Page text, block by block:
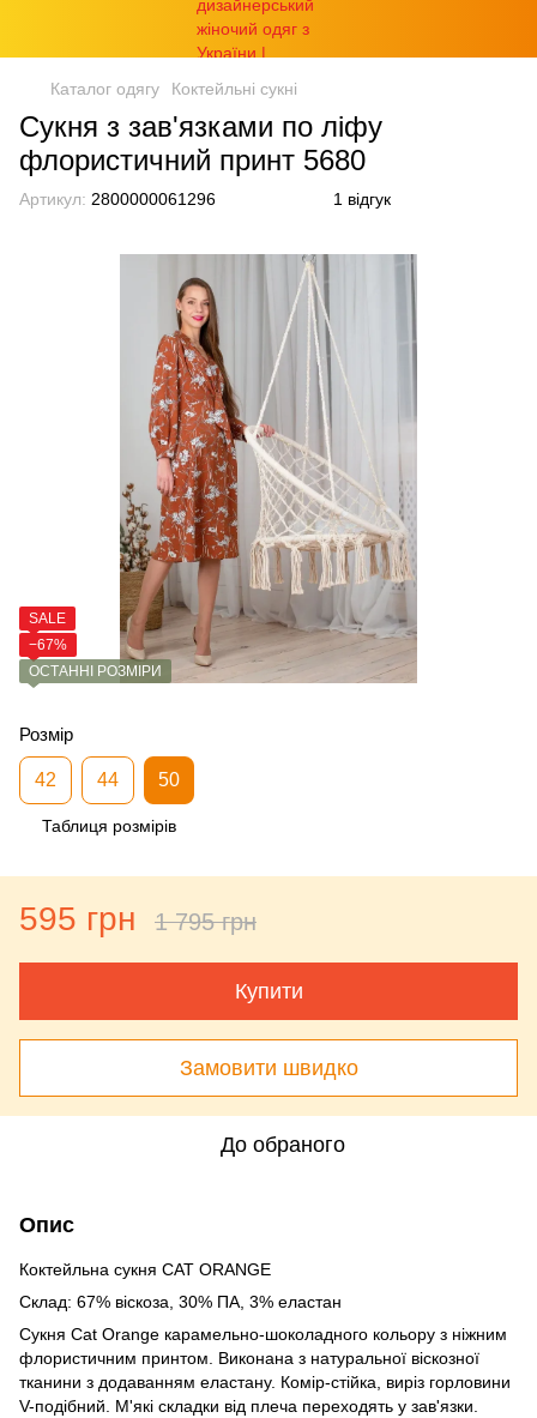
Каталог одягу Коктейльні сукні
Сукня з зав'язками по ліфу
флористичний принт 5680
Артикул: 2800000061296 1 відгук
SALE
−67%
ОСТАННІ РОЗМІРИ
Розмір
42 44 50
Таблиця розмірів
595 грн 1 795 грн
Купити
Замовити швидко
До обраного
Опис
Коктейльна сукня CAT ORANGE
Склад: 67% віскоза, 30% ПА, 3% еластан
Сукня Cat Orange карамельно-шоколадного кольору з ніжним
флористичним принтом. Виконана з натуральної віскозної
тканини з додаванням еластану. Комір-стійка, виріз горловини
V-подібний. М'які складки від плеча переходять у зав'язки.